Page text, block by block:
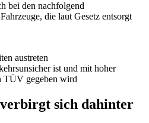
bei den nachfolgend
die laut Gesetz entsorgt
austreten
ist und mit hoher
TÜV gegeben wird
sich dahinter